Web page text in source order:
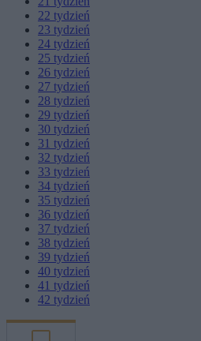
22 tydzień
23 tydzień
24 tydzień
25 tydzień
26 tydzień
27 tydzień
28 tydzień
29 tydzień
30 tydzień
31 tydzień
32 tydzień
33 tydzień
34 tydzień
35 tydzień
36 tydzień
37 tydzień
38 tydzień
39 tydzień
40 tydzień
41 tydzień
42 tydzień